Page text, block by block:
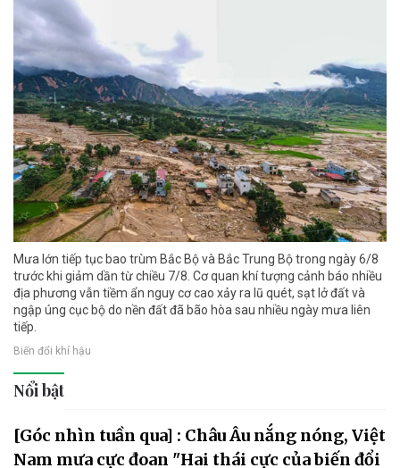
Mưa lớn tiếp tục bao trùm Bắc Bộ và Bắc Trung Bộ trong ngày 6/8
trước khi giảm dần từ chiều 7/8. Cơ quan khí tượng cảnh báo nhiều
địa phương vẫn tiềm ẩn nguy cơ cao xảy ra lũ quét, sạt lở đất và
ngập úng cục bộ do nền đất đã bão hòa sau nhiều ngày mưa liên
tiếp.
Biến đổi khí hậu
Nổi bật
[Góc nhìn tuần qua] : Châu Âu nắng nóng, Việt
Nam mưa cực đoan "Hai thái cực của biến đổi